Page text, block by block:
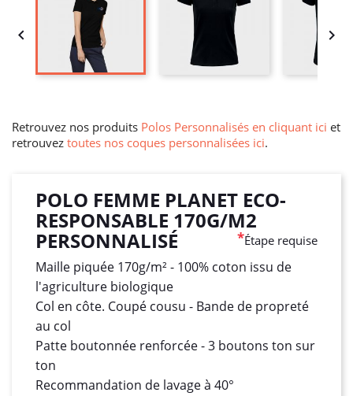
 
Retrouvez nos produits Polos Personnalisés en cliquant ici et
retrouvez toutes nos coques personnalisées ici.
POLO FEMME PLANET ECO-
RESPONSABLE 170G/M2
PERSONNALISÉ *Étape requise
Maille piquée 170g/m² - 100% coton issu de
l'agriculture biologique
Col en côte. Coupé cousu - Bande de propreté
au col
Patte boutonnée renforcée - 3 boutons ton sur
ton
Recommandation de lavage à 40°